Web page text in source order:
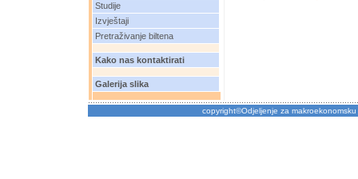
Studije
Izvještaji
Pretraživanje biltena
Kako nas kontaktirati
Galerija slika
copyright©Odjeljenje za